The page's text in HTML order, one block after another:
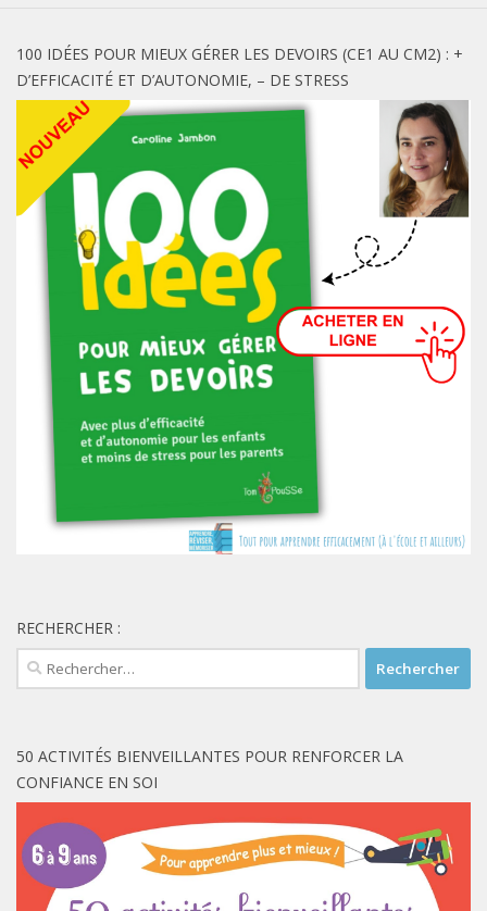
100 IDÉES POUR MIEUX GÉRER LES DEVOIRS (CE1 AU CM2) : +
D’EFFICACITÉ ET D’AUTONOMIE, – DE STRESS
RECHERCHER :
Rechercher :
50 ACTIVITÉS BIENVEILLANTES POUR RENFORCER LA
CONFIANCE EN SOI